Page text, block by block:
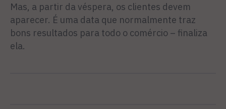
Mas, a partir da véspera, os clientes devem
aparecer. É uma data que normalmente traz
bons resultados para todo o comércio – finaliza
ela.